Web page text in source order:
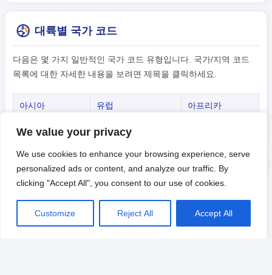
We value your privacy
We use cookies to enhance your browsing experience, serve
personalized ads or content, and analyze our traffic. By
clicking "Accept All", you consent to our use of cookies.
Customize Reject All Accept All
대륙별 국가 코드
다음은 몇 가지 일반적인 국가 코드 유형입니다. 국가/지역 코드
목록에 대한 자세한 내용을 보려면 제목을 클릭하세요.
아시아 유럽 아프리카
아메리카 오세아니아